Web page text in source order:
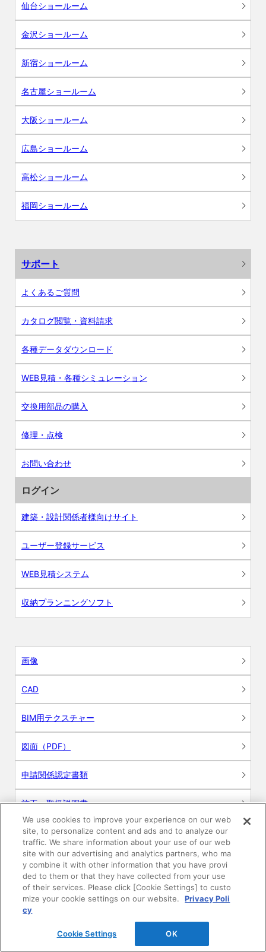
仙台ショールーム
金沢ショールーム
新宿ショールーム
名古屋ショールーム
大阪ショールーム
広島ショールーム
高松ショールーム
福岡ショールーム
サポート
よくあるご質問
カタログ閲覧・資料請求
各種データダウンロード
WEB見積・各種シミュレーション
交換用部品の購入
修理・点検
お問い合わせ
ログイン
建築・設計関係者様向けサイト
ユーザー登録サービス
WEB見積システム
収納プランニングソフト
画像
CAD
BIM用テクスチャー
図面（PDF）
申請関係認定書類
施工・取扱説明書
動画
シミュレーションツール
24時間換気システム〈エアスマート〉
簡易設計見積ソフト
R&Dセンター環境測定・分析サービス
We use cookies to improve your experience on our web
site, to personalize content and ads and to analyze our
traffic. We share information about your use of our web
site with our advertising and analytics partners, who ma
y combine it with other information that you have provi
ded to them or that they have collected from your use
of their services. Please click [Cookie Settings] to custo
mize your cookie settings on our website.
Privacy Poli
cy
Cookie Settings OK